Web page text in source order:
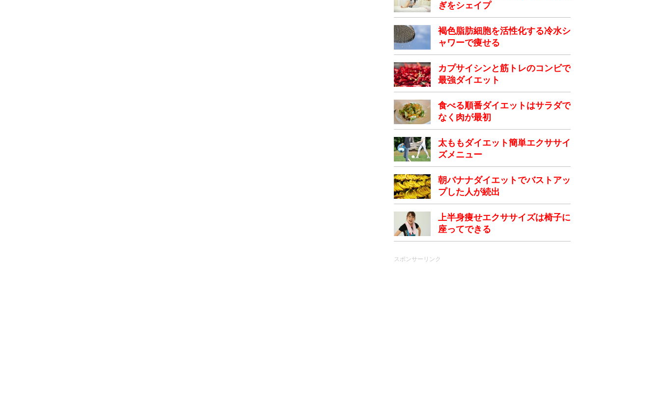
ぎをシェイプ
褐色脂肪細胞を活性化する冷水シ
ャワーで痩せる
カプサイシンと筋トレのコンビで
最強ダイエット
食べる順番ダイエットはサラダで
なく肉が最初
太ももダイエット簡単エクササイ
ズメニュー
朝バナナダイエットでバストアッ
プした人が続出
上半身痩せエクササイズは椅子に
座ってできる
スポンサーリンク